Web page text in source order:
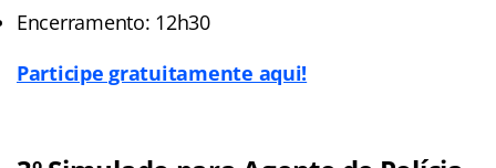
Encerramento: 12h30
Participe gratuitamente aqui!